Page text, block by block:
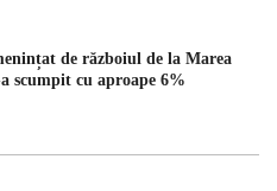
de războiul de la Marea
scumpit cu aproape 6%